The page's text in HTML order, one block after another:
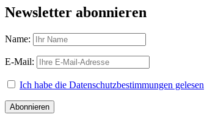
Newsletter abonnieren
Name:
E-Mail:
Ich habe die Datenschutzbestimmungen gelesen